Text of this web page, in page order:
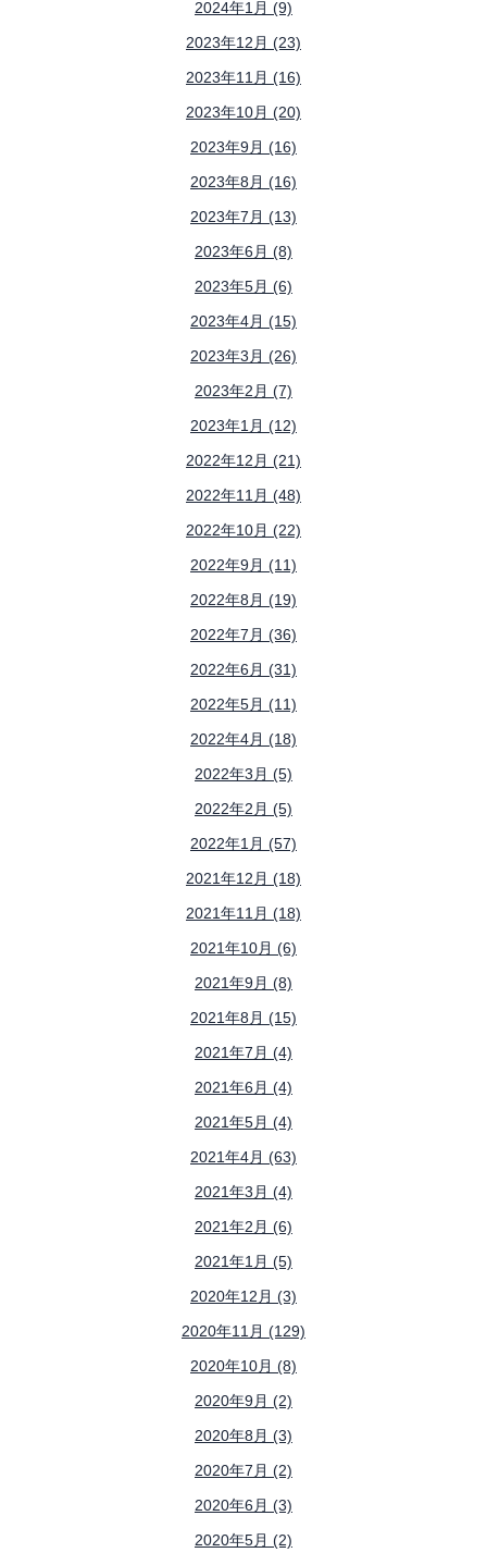
2024年1月 (9)
2023年12月 (23)
2023年11月 (16)
2023年10月 (20)
2023年9月 (16)
2023年8月 (16)
2023年7月 (13)
2023年6月 (8)
2023年5月 (6)
2023年4月 (15)
2023年3月 (26)
2023年2月 (7)
2023年1月 (12)
2022年12月 (21)
2022年11月 (48)
2022年10月 (22)
2022年9月 (11)
2022年8月 (19)
2022年7月 (36)
2022年6月 (31)
2022年5月 (11)
2022年4月 (18)
2022年3月 (5)
2022年2月 (5)
2022年1月 (57)
2021年12月 (18)
2021年11月 (18)
2021年10月 (6)
2021年9月 (8)
2021年8月 (15)
2021年7月 (4)
2021年6月 (4)
2021年5月 (4)
2021年4月 (63)
2021年3月 (4)
2021年2月 (6)
2021年1月 (5)
2020年12月 (3)
2020年11月 (129)
2020年10月 (8)
2020年9月 (2)
2020年8月 (3)
2020年7月 (2)
2020年6月 (3)
2020年5月 (2)